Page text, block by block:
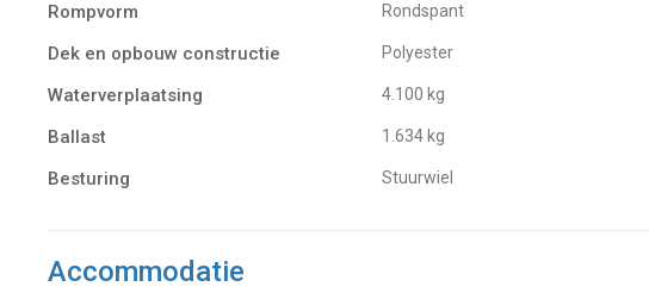
Rompvorm Rondspant
Dek en opbouw constructie Polyester
Waterverplaatsing 4.100 kg
Ballast 1.634 kg
Besturing Stuurwiel
Accommodatie